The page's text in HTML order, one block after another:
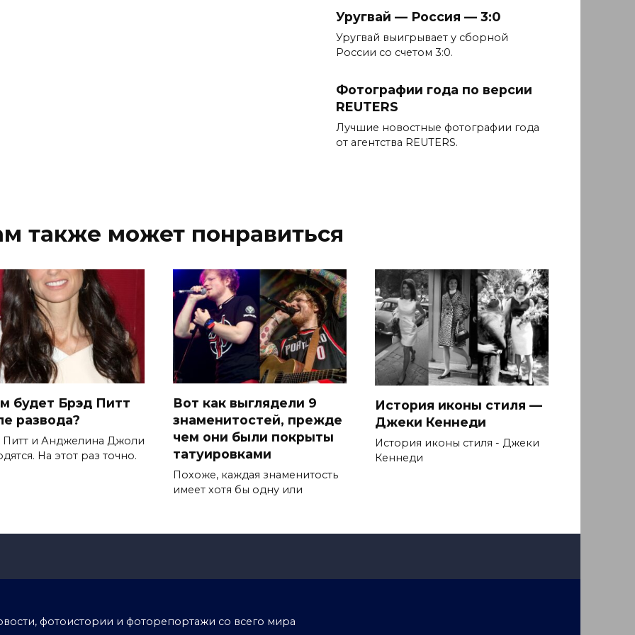
Уругвай — Россия — 3:0
Уругвай выигрывает у сборной
России со счетом 3:0.
Фотографии года по версии
REUTERS
Лучшие новостные фотографии года
от агентства REUTERS.
также может понравиться
будет Брэд Питт
развода?
и Анджелина Джоли
На этот раз точно.
Вот как выглядели 9
знаменитостей, прежде
чем они были покрыты
татуировками
Похоже, каждая знаменитость
имеет хотя бы одну или
История иконы стиля —
Джеки Кеннеди
История иконы стиля - Джеки
Кеннеди
фотоистории и фоторепортажи со всего мира